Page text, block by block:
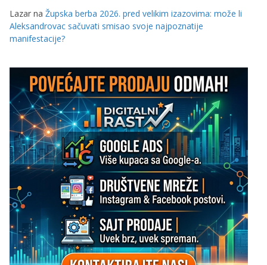
Lazar na Župska berba 2026. pred velikim izazovima: može li
Aleksandrovac sačuvati smisao svoje najpoznatije
manifestacije?